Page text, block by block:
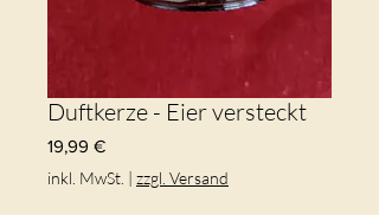
Duftkerze - Eier versteckt
19,99 €Preis
inkl. MwSt. | zzgl. Versand